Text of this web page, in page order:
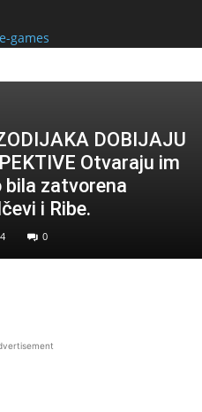
DOBIJAJU
Otvaraju im
bila zatvorena
i Ribe.
0